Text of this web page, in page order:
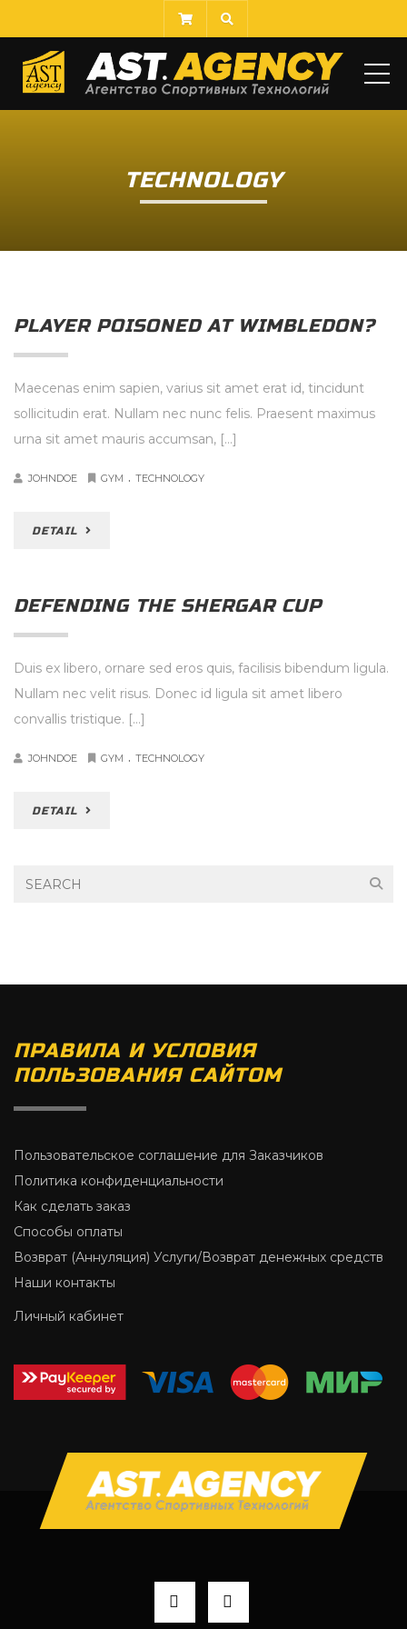
TECHNOLOGY
PLAYER POISONED AT WIMBLEDON?
Maecenas enim sapien, varius sit amet erat id, tincidunt
sollicitudin erat. Nullam nec nunc felis. Praesent maximus
urna sit amet mauris accumsan, […]
JOHNDOE GYM . TECHNOLOGY
DETAIL
DEFENDING THE SHERGAR CUP
Duis ex libero, ornare sed eros quis, facilisis bibendum ligula.
Nullam nec velit risus. Donec id ligula sit amet libero
convallis tristique. […]
JOHNDOE GYM . TECHNOLOGY
DETAIL
ПРАВИЛА И УСЛОВИЯ
ПОЛЬЗОВАНИЯ САЙТОМ
Пользовательское соглашение для Заказчиков
Политика конфиденциальности
Как сделать заказ
Способы оплаты
Возврат (Аннуляция) Услуги/Возврат денежных средств
Наши контакты
Личный кабинет